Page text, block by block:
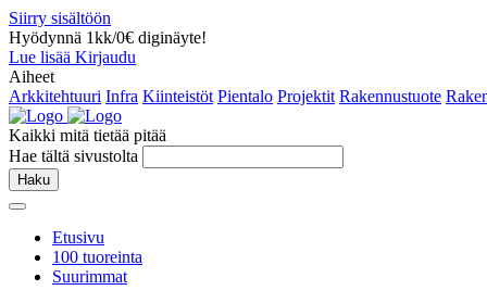
Siirry sisältöön
Hyödynnä 1kk/0€ diginäyte!
Lue lisää Kirjaudu
Aiheet
Arkkitehtuuri Infra Kiinteistöt Pientalo Projektit Rakennustuote
Kaikki mitä tietää pitää
Hae tältä sivustolta
Haku
Etusivu
100 tuoreinta
Suurimmat